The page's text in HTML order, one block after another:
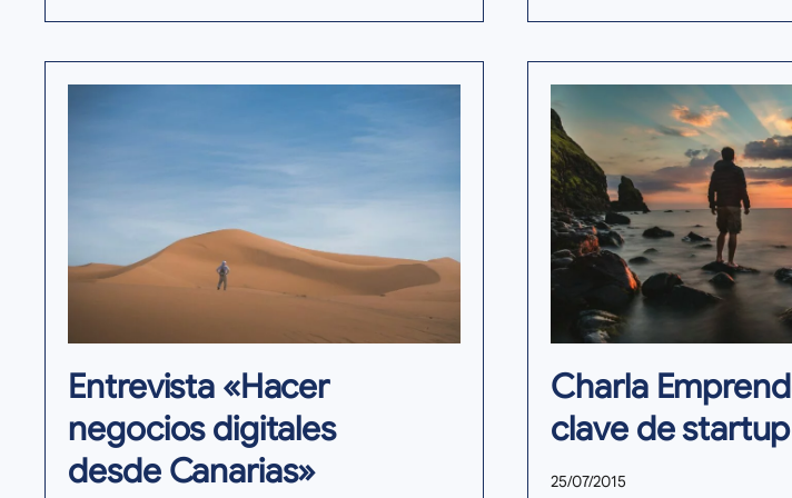
Entrevista «Hacer
negocios digitales
desde Canarias»
Charla
clave de startup
25/07/2015